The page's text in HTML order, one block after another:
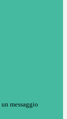
messaggio